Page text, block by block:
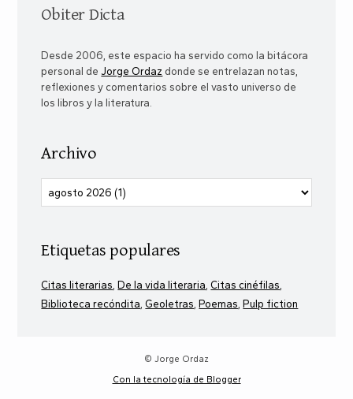
Obiter Dicta
Desde 2006, este espacio ha servido como la bitácora
personal de Jorge Ordaz donde se entrelazan notas,
reflexiones y comentarios sobre el vasto universo de
los libros y la literatura.
Archivo
Etiquetas populares
Citas literarias De la vida literaria Citas cinéfilas
Biblioteca recóndita Geoletras Poemas Pulp fiction
Con la tecnología de Blogger
© Jorge Ordaz